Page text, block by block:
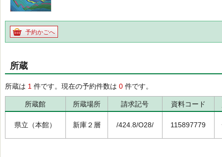
予約かごへ
所蔵
所蔵は 1 件です。現在の予約件数は 0 件です。
所蔵館 所蔵場所 請求記号 資料コード
県立（本館） 新庫２層 /424.8/O28/ 115897779